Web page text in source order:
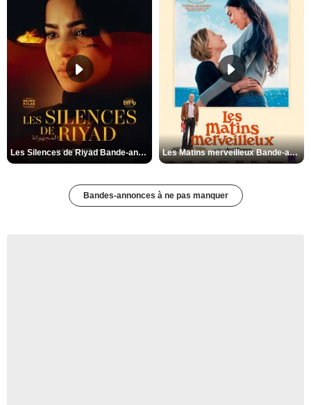
Les Silences de Riyad Bande-annonce VO STFR Les Matins merveilleux Bande-annonce VF
Bandes-annonces à ne pas manquer